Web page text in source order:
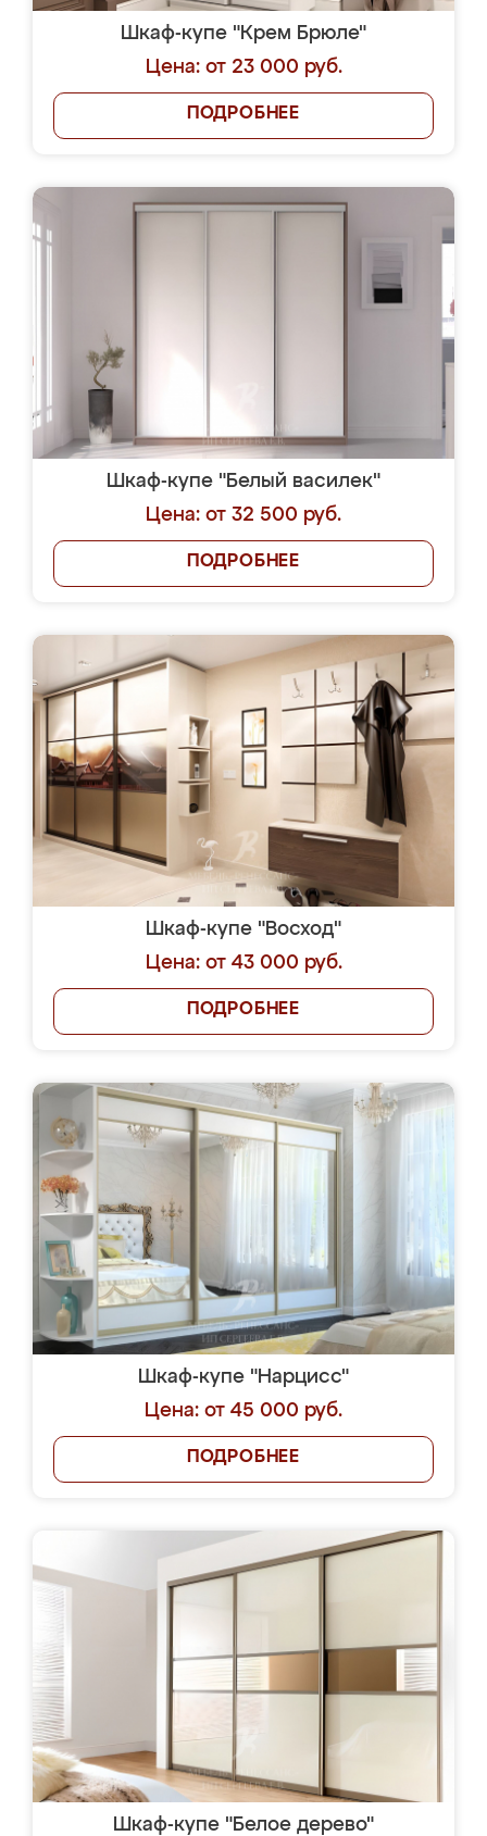
Шкаф-купе "Крем Брюле"
Цена: от 23 000 руб.
ПОДРОБНЕЕ
Шкаф-купе "Белый василек"
Цена: от 32 500 руб.
ПОДРОБНЕЕ
Шкаф-купе "Восход"
Цена: от 43 000 руб.
ПОДРОБНЕЕ
Шкаф-купе "Нарцисс"
Цена: от 45 000 руб.
ПОДРОБНЕЕ
Шкаф-купе "Белое дерево"